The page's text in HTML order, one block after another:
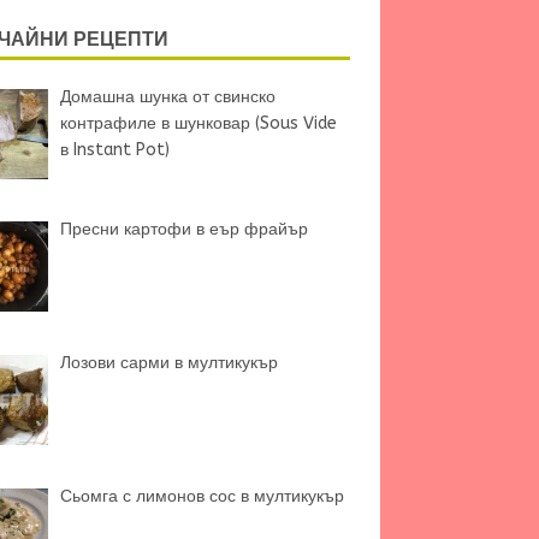
РЕЦЕПТИ
Домашна шунка от свинско
контрафиле в шунковар (Sous Vide
в Instant Pot)
Пресни картофи в еър фрайър
Лозови сарми в мултикукър
Сьомга с лимонов сос в мултикукър